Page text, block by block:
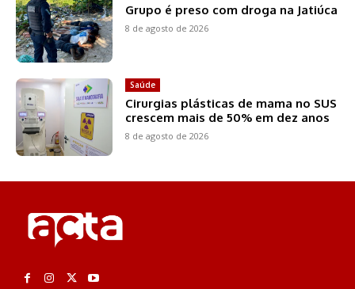
Grupo é preso com droga na Jatiúca
8 de agosto de 2026
Saúde
Cirurgias plásticas de mama no SUS
crescem mais de 50% em dez anos
8 de agosto de 2026